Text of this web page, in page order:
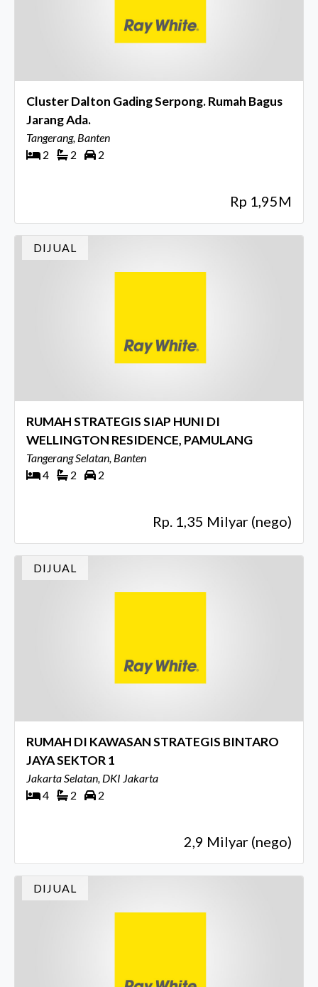
Cluster Dalton Gading Serpong. Rumah Bagus
Jarang Ada.
Tangerang, Banten
2
2 2
Rp 1,95M
DIJUAL
RUMAH STRATEGIS SIAP HUNI DI
WELLINGTON RESIDENCE, PAMULANG
Tangerang Selatan, Banten
4
2 2
Rp. 1,35 Milyar (nego)
DIJUAL
RUMAH DI KAWASAN STRATEGIS BINTARO
JAYA SEKTOR 1
Jakarta Selatan, DKI Jakarta
4
2 2
2,9 Milyar (nego)
DIJUAL